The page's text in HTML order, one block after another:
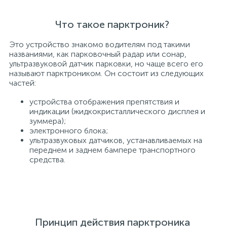
Что такое парктроник?
Это устройство знакомо водителям под такими
названиями, как парковочный радар или сонар,
ультразвуковой датчик парковки, но чаще всего его
называют парктроником. Он состоит из следующих
частей:
устройства отображения препятствия и
индикации (жидкокристаллического дисплея и
зуммера);
электронного блока;
ультразвуковых датчиков, устанавливаемых на
переднем и заднем бампере транспортного
средства.
Принцип действия парктроника